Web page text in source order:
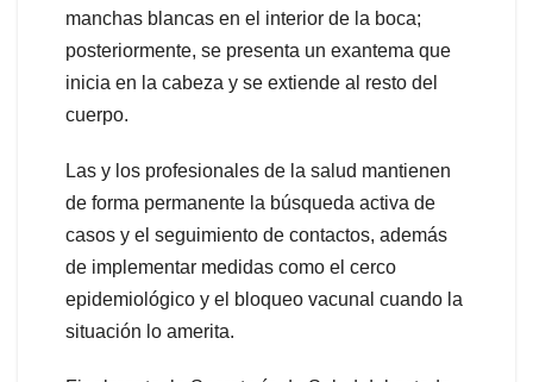
manchas blancas en el interior de la boca;
posteriormente, se presenta un exantema que
inicia en la cabeza y se extiende al resto del
cuerpo.
Las y los profesionales de la salud mantienen
de forma permanente la búsqueda activa de
casos y el seguimiento de contactos, además
de implementar medidas como el cerco
epidemiológico y el bloqueo vacunal cuando la
situación lo amerita.